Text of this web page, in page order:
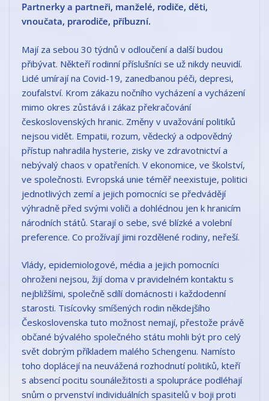
Partnerky a partneři, manželé, rodiče, děti,
vnoučata, prarodiče, příbuzní.
Mají za sebou 30 týdnů v odloučení a další budou
přibývat. Někteří rodinní příslušníci se už nikdy neuvidí.
Lidé umírají na Covid-19, zanedbanou péči, depresi,
zoufalství. Krom zákazu nočního vycházení a vycházení
mimo okres zůstává i zákaz překračování
československých hranic. Změny v uvažování politiků
nejsou vidět. Empatii, rozum, vědecký a odpovědný
přístup nahradila hysterie, zisky ve zdravotnictví a
nebývalý chaos v opatřeních. V ekonomice, ve školství,
ve společnosti. Evropská unie téměř neexistuje, politici
jednotlivých zemí a jejich pomocníci se předvádějí
výhradně před svými voliči a dohlédnou jen k hranicím
národních států. Starají o sebe, své blízké a volební
preference. Co prožívají jimi rozdělené rodiny, neřeší.
Vlády, epidemiologové, média a jejich pomocníci
ohroženi nejsou, žijí doma v pravidelném kontaktu s
nejbližšími, společně sdílí domácnosti i každodenní
starosti. Tisícovky smíšených rodin někdejšího
Československa tuto možnost nemají, přestože právě
občané bývalého společného státu mohli být pro celý
svět dobrým příkladem malého Schengenu. Namísto
toho doplácejí na neuvážená rozhodnutí politiků, kteří
s absencí pocitu sounáležitosti a spolupráce podléhají
snům o prvenství individuálních spasitelů v boji proti